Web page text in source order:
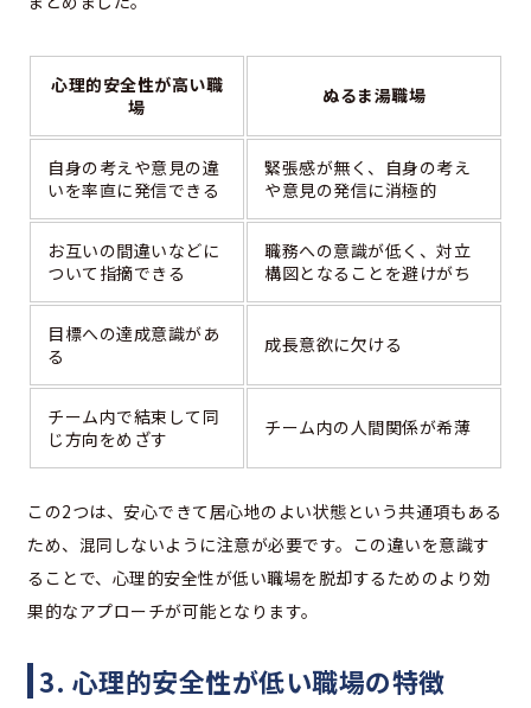
心理的安全性が高い職
場
ぬるま湯職場
自身の考えや意見の違
いを率直に発信できる
緊張感が無く、自身の考え
や意見の発信に消極的
お互いの間違いなどに
ついて指摘できる
職務への意識が低く、対立
構図となることを避けがち
目標への達成意識があ
る
成長意欲に欠ける
チーム内で結束して同
じ方向をめざす
チーム内の人間関係が希薄
この2つは、安心できて居心地のよい状態という共通項もある
ため、混同しないように注意が必要です。この違いを意識す
ることで、心理的安全性が低い職場を脱却するためのより効
果的なアプローチが可能となります。
3. 心理的安全性が低い職場の特徴